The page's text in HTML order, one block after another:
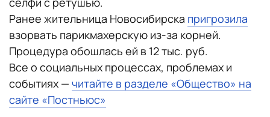
Ранее жительница Новосибирска пригрозила
взорвать парикмахерскую из-за корней.
Процедура обошлась ей в 12 тыс. руб.
Все о социальных процессах, проблемах и
событиях — читайте в разделе «Общество» на
сайте «Постньюс»